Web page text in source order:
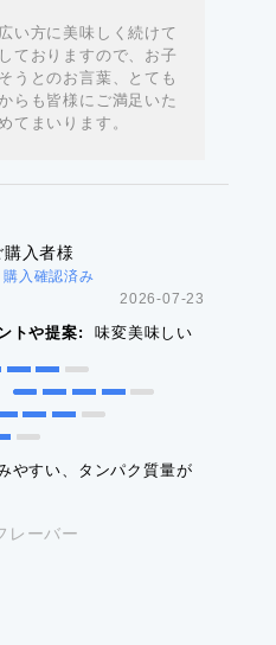
い方に美味しく続けて
ておりますので、お子
うとのお言葉、とても
らも皆様にご満足いた
てまいります。
購入者様
購入確認済み
2026-07-23
トや提案:
味変美味しい
やすい、タンパク質量が
レーバー